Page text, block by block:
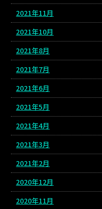
2021年11月
2021年10月
2021年8月
2021年7月
2021年6月
2021年5月
2021年4月
2021年3月
2021年2月
2020年12月
2020年11月